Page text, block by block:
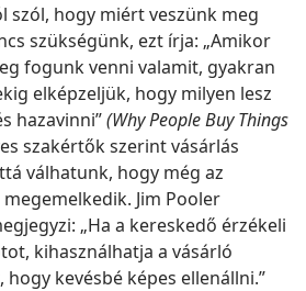
szól, hogy miért veszünk meg
szükségünk, ezt írja: „Amikor
fogunk venni valamit, gyakran
elképzeljük, hogy milyen lesz
hazavinni”(Why People Buy Things
szakértők szerint vásárlás
válhatunk, hogy még az
Jim Pooler
„Ha a kereskedő érzékeli
kihasználhatja a vásárló
kevésbé képes ellenállni.”